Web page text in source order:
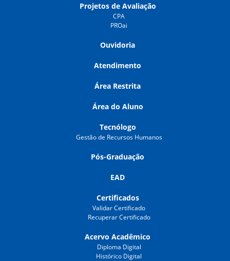
Projetos de Avaliação
CPA
PROai
Ouvidoria
Atendimento
Área Restrita
Área do Aluno
Tecnólogo
Gestão de Recursos Humanos
Pós-Graduação
EAD
Certificados
Validar Certificado
Recuperar Certificado
Acervo Acadêmico
Diploma Digital
Histórico Digital